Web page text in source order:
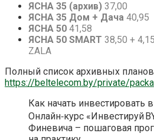
ЯСНА 35 (архив) 37,00
ЯСНА 35 Дом + Дача 40,95
ЯСНА 50 41,58
ЯСНА 50 SMART 38,50 +
ZALA
Полный список архивных планов
https://beltelecom.by/private/
Как начать инвестировать
Онлайн‑курс «Инвестируй
Финевича – пошаговая